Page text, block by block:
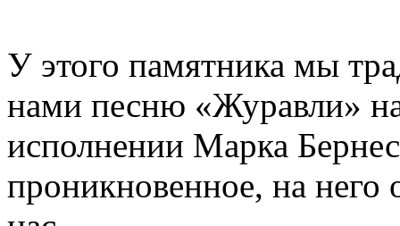
У этого памятника мы
нами песню «Журавли» на
исполнении Марка
проникновенное, на него